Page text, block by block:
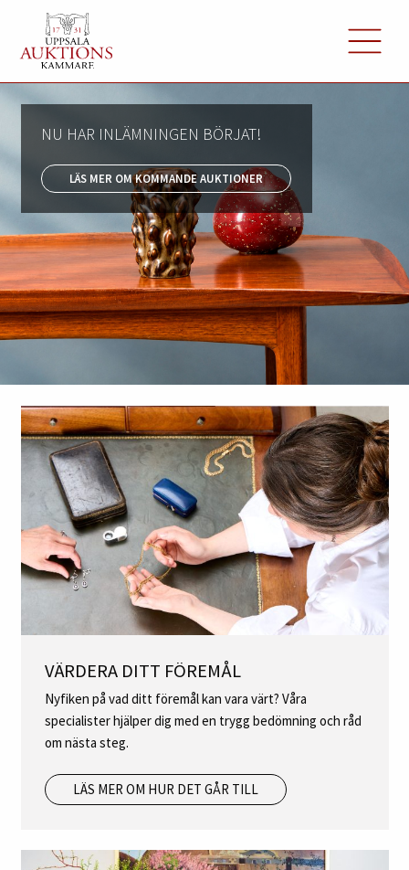
NU HAR INLÄMNINGEN BÖRJAT!
LÄS MER OM KOMMANDE AUKTIONER
VÄRDERA DITT FÖREMÅL
Nyfiken på vad ditt föremål kan vara värt? Våra
specialister hjälper dig med en trygg bedömning och råd
om nästa steg.
LÄS MER OM HUR DET GÅR TILL